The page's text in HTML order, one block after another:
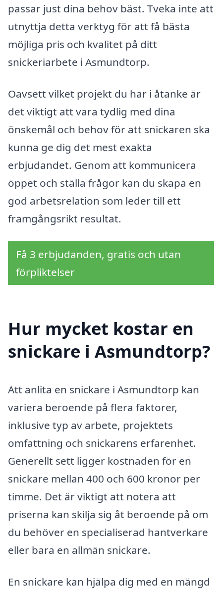
passar just dina behov bäst. Tveka inte att
utnyttja detta verktyg för att få bästa
möjliga pris och kvalitet på ditt
snickeriarbete i Asmundtorp.
Oavsett vilket projekt du har i åtanke är
det viktigt att vara tydlig med dina
önskemål och behov för att snickaren ska
kunna ge dig det mest exakta
erbjudandet. Genom att kommunicera
öppet och ställa frågor kan du skapa en
god arbetsrelation som leder till ett
framgångsrikt resultat.
Få 3 erbjudanden, gratis och utan
förpliktelser
Hur mycket kostar en
snickare i Asmundtorp?
Att anlita en snickare i Asmundtorp kan
variera beroende på flera faktorer,
inklusive typ av arbete, projektets
omfattning och snickarens erfarenhet.
Generellt sett ligger kostnaden för en
snickare mellan 400 och 600 kronor per
timme. Det är viktigt att notera att
priserna kan skilja sig åt beroende på om
du behöver en specialiserad hantverkare
eller bara en allmän snickare.
En snickare kan hjälpa dig med en mängd